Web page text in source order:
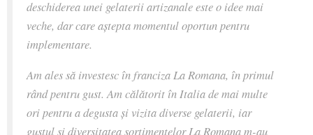
deschiderea unei gelaterii artizanale este o idee mai
veche, dar care aștepta momentul oportun pentru
implementare.
Am ales să investesc în franciza La Romana, în primul
rând pentru gust. Am călătorit în Italia de mai multe
ori pentru a degusta și vizita diverse gelaterii, iar
gustul și diversitatea sortimentelor La Romana m-au